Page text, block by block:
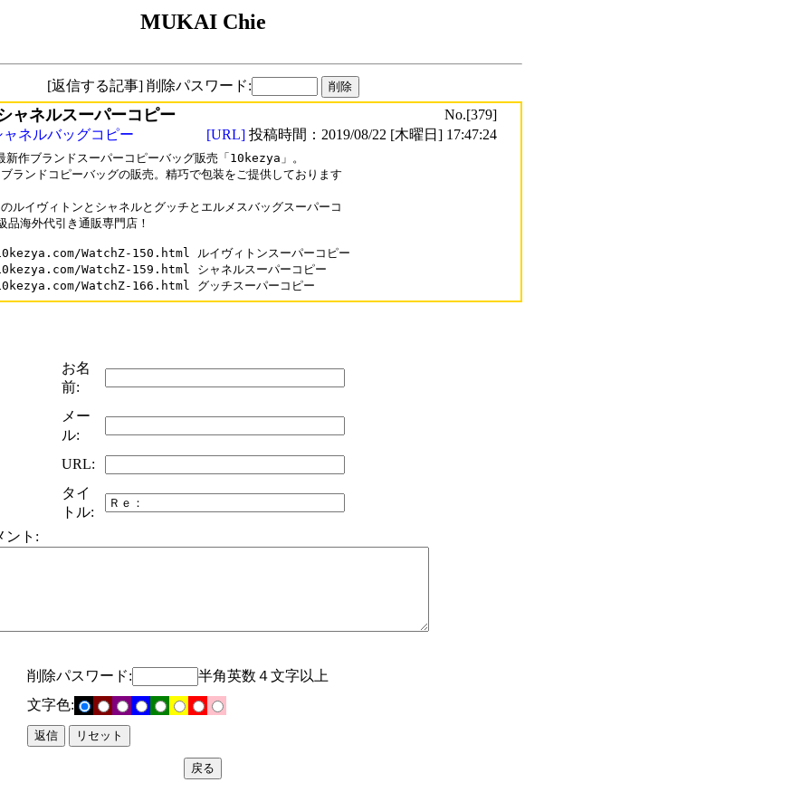
MUKAI Chie
[返信する記事] 削除パスワード:
ャネルスーパーコピー
No.[379]
ャネルバッグコピー
[URL] 投稿時間：2019/08/22 [木曜日] 17:47:24
新作ブランドスーパーコピーバッグ販売「10kezya」。
ランドコピーバッグの販売。精巧で包装をご提供しております
ルイヴィトンとシャネルとグッチとエルメスバッグスーパーコ
品海外代引き通販専門店！
WatchZ-150.html ルイヴィトンスーパーコピー
WatchZ-159.html シャネルスーパーコピー
WatchZ-166.html グッチスーパーコピー
お名
前:
メー
ル:
URL:
タイ
トル:
ント:
削除パスワード:
半角英数４文字以上
文字色: